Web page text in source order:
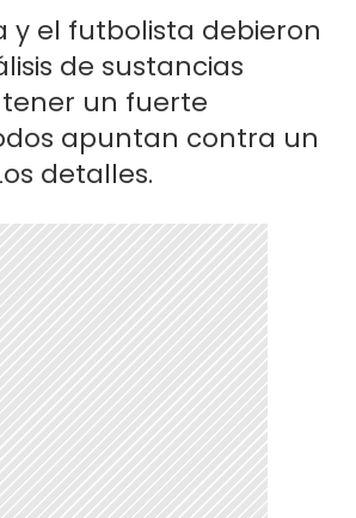
y el futbolista debieron
de sustancias
un fuerte
apuntan contra un
detalles.